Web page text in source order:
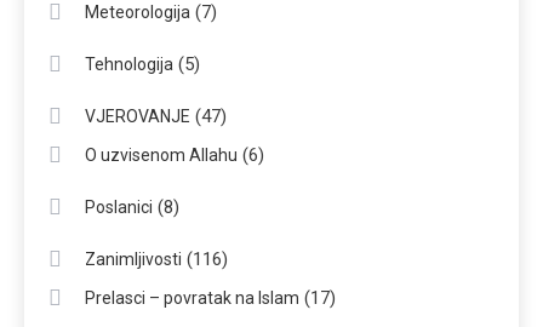
Meteorologija (7)
Tehnologija (5)
VJEROVANJE (47)
O uzvisenom Allahu (6)
Poslanici (8)
Zanimljivosti (116)
Prelasci – povratak na Islam (17)